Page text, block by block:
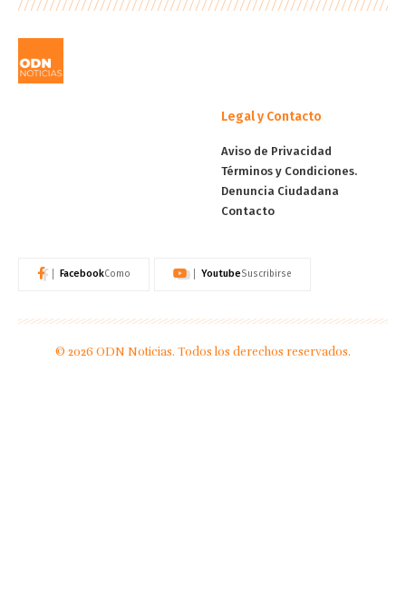
Legal y Contacto
Aviso de Privacidad
Términos y Condiciones.
Denuncia Ciudadana
Contacto
FacebookComo YoutubeSuscribirse
© 2026 ODN Noticias. Todos los derechos reservados.